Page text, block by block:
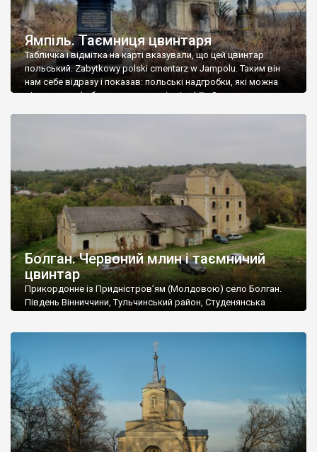
Ямпіль. Таємниця цвинтаря
Табличка і відмітка на карті вказували, що цей цвинтар
польський. Zabytkowy polski cmentarz w Jampolu. Таким він
нам себе відразу і показав: польські надгробки, які можна
віднести до фабричних, польські епітафії… Загалом цвинтар
Болган. Червоний млин і таємничий
цвинтар
Прикордонне із Придністров’ям (Молдовою) село Болган.
Південь Вінниччини, Тульчинський район, Студенянська
старовинний цвинтар із кам’яними хрестами. Всі епітафії, які
збереглися, написані кирилицею, церковнослов’янською
мовою. За всіма традиційними ознаками – цвинтар
український. Хрести датуються 19 століттям. У 1924-1940
роках Болган […]